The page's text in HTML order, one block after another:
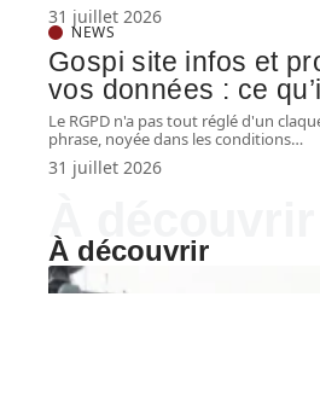
31 juillet 2026
NEWS
Gospi site infos et
vos données : ce
Le RGPD n'a pas tout réglé d'un
phrase, noyée dans les conditions…
31 juillet 2026
À découvrir